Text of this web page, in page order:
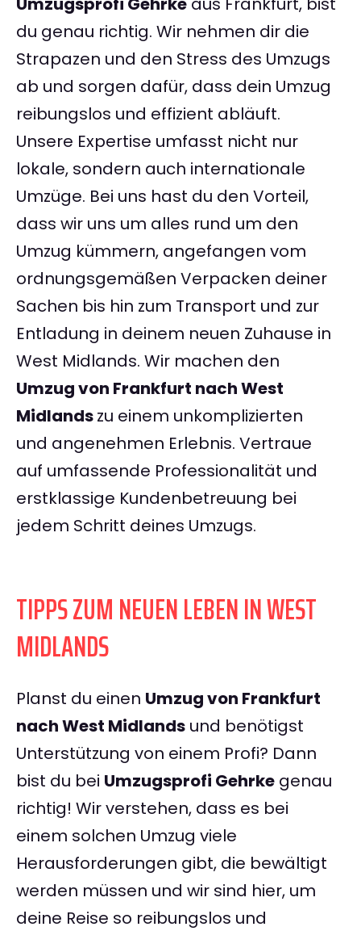
du genau richtig. Wir nehmen dir die
Strapazen und den Stress des Umzugs
ab und sorgen dafür, dass dein Umzug
reibungslos und effizient abläuft.
Unsere Expertise umfasst nicht nur
lokale, sondern auch internationale
Umzüge. Bei uns hast du den Vorteil,
dass wir uns um alles rund um den
Umzug kümmern, angefangen vom
ordnungsgemäßen Verpacken deiner
Sachen bis hin zum Transport und zur
Entladung in deinem neuen Zuhause in
West Midlands. Wir machen den
Umzug von Frankfurt nach West
Midlandszu einem unkomplizierten
und angenehmen Erlebnis. Vertraue
auf umfassende Professionalität und
erstklassige Kundenbetreuung bei
jedem Schritt deines Umzugs.
TIPPS ZUM NEUEN LEBEN IN WEST
MIDLANDS
Planst du einen Umzug von Frankfurt
nach West Midlands und benötigst
Unterstützung von einem Profi? Dann
bist du bei Umzugsprofi Gehrke genau
richtig! Wir verstehen, dass es bei
einem solchen Umzug viele
Herausforderungen gibt, die bewältigt
werden müssen und wir sind hier, um
deine Reise so reibungslos und